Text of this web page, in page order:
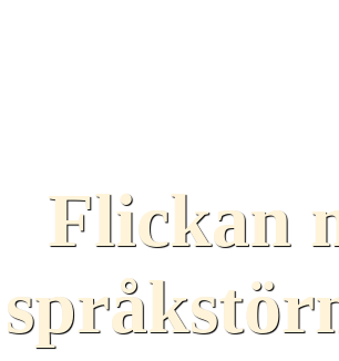
HJÄLPMEDEL
LÄNKAR
Flickan